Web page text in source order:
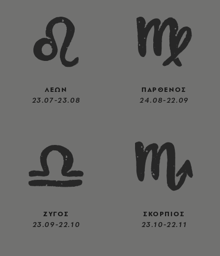
ΛΕΩΝ
23.07-23.08
ΠΑΡΘΕΝΟΣ
24.08-22.09
ΖΥΓΟΣ
23.09-22.10
ΣΚΟΡΠΙΟΣ
23.10-22.11